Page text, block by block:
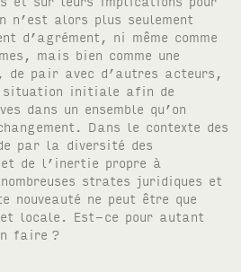
n’est alors plus seulement
d’agrément, ni même comme
mais bien comme une
de pair avec d’autres acteurs,
situation initiale afin de
dans un ensemble qu’on
Dans le contexte des
par la diversité des
de l’inertie propre à
strates juridiques et
nouveauté ne peut être que
locale. Est-ce pour autant
faire ?